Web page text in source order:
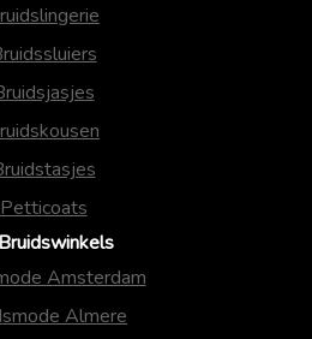
Petticoats
Bruidswinkels
Amsterdam
Almere